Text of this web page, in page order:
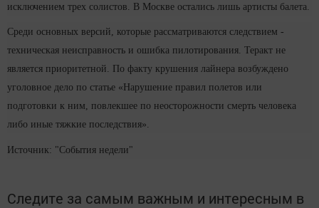
исключением трех солистов. В Москве остались лишь артисты балета.
Среди основных версий, которые рассматриваются следствием -
техническая неисправность и ошибка пилотирования. Теракт не
является приоритетной. По факту крушения лайнера возбуждено
уголовное дело по статье «Нарушение правил полетов или
подготовки к ним, повлекшее по неосторожности смерть человека
либо иные тяжкие последствия».
Источник: "События недели"
Следите за самым важным и интересным в